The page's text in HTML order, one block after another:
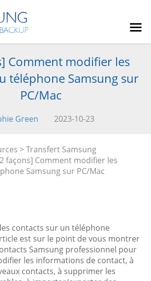
Comment modifier les
téléphone Samsung sur
PC/Mac
Green 2023-10-23
>Transfert Samsung
façons] Comment modifier les
Samsung sur PC/Mac
contacts sur un téléphone
est sur le point de vous montrer
Samsung professionnel pour
les informations de contact, à
contacts, à supprimer les